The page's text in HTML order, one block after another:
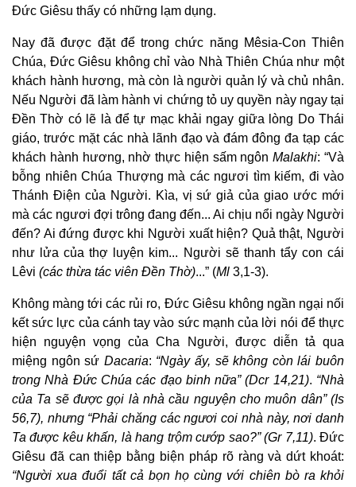
Đức Giêsu thấy có những lạm dụng.
Nay đã được đặt để trong chức năng Mêsia-Con Thiên
Chúa, Đức Giêsu không chỉ vào Nhà Thiên Chúa như một
khách hành hương, mà còn là người quản lý và chủ nhân.
Nếu Người đã làm hành vi chứng tỏ uy quyền này ngay tại
Đền Thờ có lẽ là để tự mạc khải ngay giữa lòng Do Thái
giáo, trước mặt các nhà lãnh đạo và đám đông đa tạp các
khách hành hương, nhờ thực hiện sấm ngônMalakhi: “Và
bỗng nhiên Chúa Thượng mà các ngươi tìm kiếm, đi vào
Thánh Điện của Người. Kìa, vị sứ giả của giao ước mới
mà các ngươi đợi trông đang đến... Ai chịu nổi ngày Người
đến? Ai đứng được khi Người xuất hiện? Quả thật, Người
như lửa của thợ luyện kim... Người sẽ thanh tẩy con cái
Lêvi (các thừa tác viên Đền Thờ)...” (Ml 3,1-3).
Không màng tới các rủi ro, Đức Giêsu không ngần ngại nối
kết sức lực của cánh tay vào sức mạnh của lời nói để thực
hiện nguyện vọng của Cha Người, được diễn tả qua
miệng ngôn sứ Dacaria: “Ngày ấy, sẽ không còn lái buôn
trong Nhà Đức Chúa các đạo binh nữa” (Dcr 14,21). “Nhà
của Ta sẽ được gọi là nhà cầu nguyện cho muôn dân” (Is
56,7), nhưng “Phải chăng các ngươi coi nhà này, nơi danh
Ta được kêu khấn, là hang trộm cướp sao?” (Gr 7,11). Đức
Giêsu đã can thiệp bằng biện pháp rõ ràng và dứt khoát:
“Người xua đuổi tất cả bọn họ cùng với chiên bò ra khỏi